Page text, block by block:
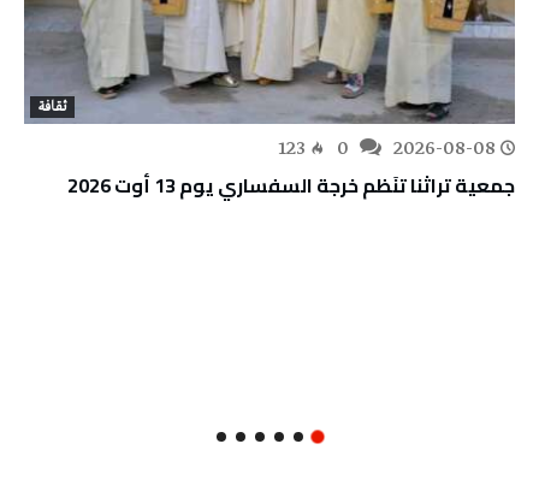
ثقافة
2026-08-08
123
جمعية تراثنا تنَظم خرجة السفساري يوم 13 أوت 2026